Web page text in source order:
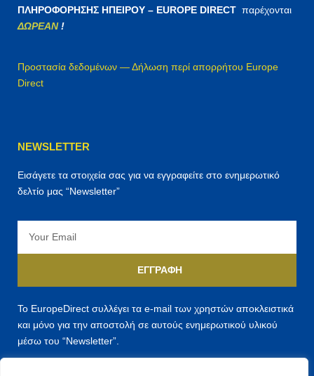
ΠΛΗΡΟΦΟΡΗΣΗΣ ΗΠΕΙΡΟΥ – EUROPE DIRECT παρέχονται
ΔΩΡΕΑΝ!
Προστασία δεδομένων — Δήλωση περί απορρήτου Europe
Direct
NEWSLETTER
Εισάγετε τα στοιχεία σας για να εγγραφείτε στο ενημερωτικό
δελτίο μας “Newsletter”
ΕΓΓΡΑΦΉ
Το EuropeDirect συλλέγει τα e-mail των χρηστών αποκλειστικά
και μόνο για την αποστολή σε αυτούς ενημερωτικού υλικού
μέσω του “Newsletter”.